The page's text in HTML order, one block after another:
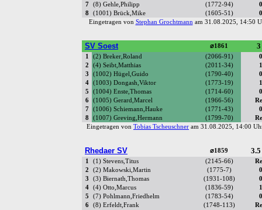
7
(8) Gehle,Philipp (1772-94)
8
(1001) Brück,Mike (1605-51)
Eingetragen von Stephan Grochtmannam 31.08.2025, 14:50
SV Soest ⌀1861 3
1 (2) Breker,Roland (2066-91)
2
(4) Seibt,Matthias (2011-34)
3
(1002) Hügel,Guido (1790-40)
4
(1003) Dongash,Viktor (1773-19)
5
(1004) Enste,Thomas (1714-60)
6
(1005) Gerard,Marcel (1966-56)
7
(1006) Schiemann,Hauke (1771-43)
8
(1007) Greving,Hermann (1799-70)
Eingetragen von Tobias Tscheuschner am 31.08.2025, 14:00
Rhedaer SV ⌀1859
1 (1) Stevens,Titus (2145-66)
2
(2) Makowski,Martin (1775-7)
3
(3) Biernath,Thomas (1931-108)
4
(4) Otto,Marcus (1836-59)
5
(7) Pohlmann,Friedhelm (1783-54)
6
(8) Erfeldt,Frank (1748-113)